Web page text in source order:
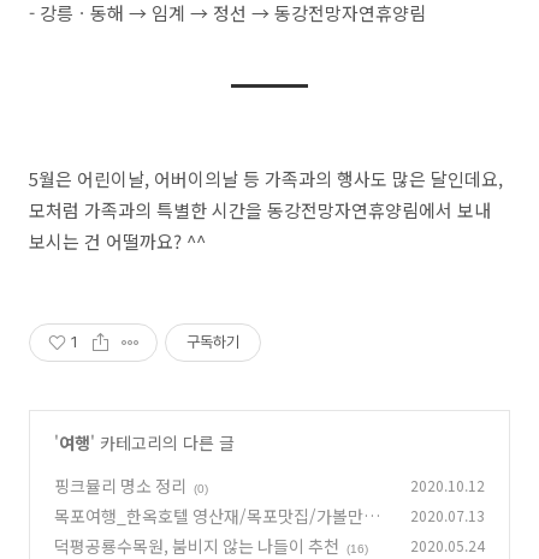
- 강릉ㆍ동해 → 임계 → 정선 → 동강전망자연휴양림
5월은 어린이날, 어버이의날 등 가족과의 행사도 많은 달인데요,
모처럼 가족과의 특별한 시간을 동강전망자연휴양림에서 보내
보시는 건 어떨까요? ^^
1 구독하기
'여행' 카테고리의 다른 글
핑크뮬리 명소 정리
(0) 2020.10.12
목포여행_한옥호텔 영산재/목포맛집/가볼만한
곳
(2)
2020.07.13
덕평공룡수목원, 붐비지 않는 나들이 추천 (16) 2020.05.24